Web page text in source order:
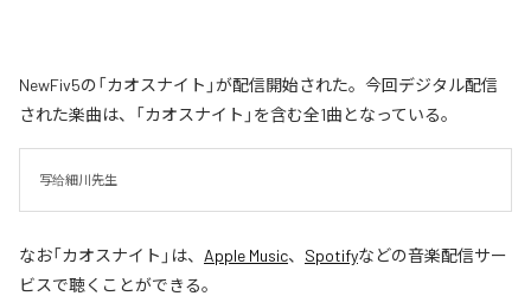
NewFiv5の「カオスナイト」が配信開始された。今回デジタル配信
された楽曲は、「カオスナイト」を含む全1曲となっている。
写给細川先生
なお「カオスナイト 」は、 Apple Music、 Spotifyなどの音楽配信サー
ビスで聴くことができる。